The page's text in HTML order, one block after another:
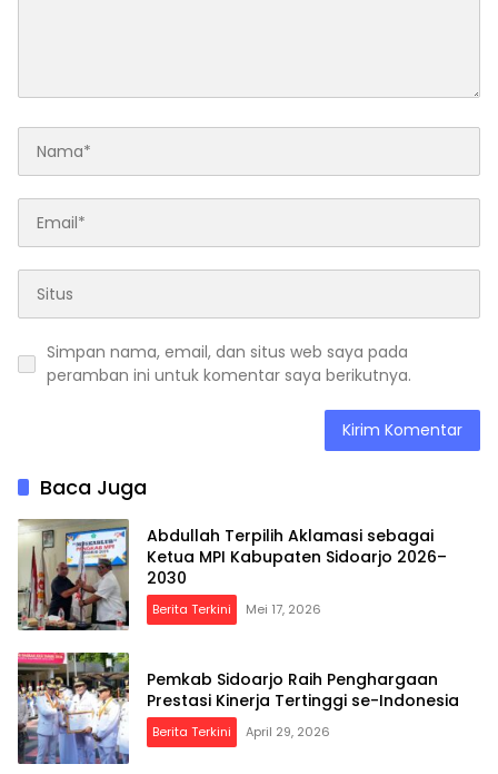
Simpan nama, email, dan situs web saya pada
peramban ini untuk komentar saya berikutnya.
Baca Juga
Abdullah Terpilih Aklamasi sebagai
Ketua MPI Kabupaten Sidoarjo 2026–
2030
Berita Terkini Mei 17, 2026
Pemkab Sidoarjo Raih Penghargaan
Prestasi Kinerja Tertinggi se-Indonesia
Berita Terkini April 29, 2026